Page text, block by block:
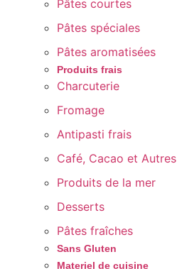
Pâtes courtes
Pâtes spéciales
Pâtes aromatisées
Produits frais
Charcuterie
Fromage
Antipasti frais
Café, Cacao et Autres
Produits de la mer
Desserts
Pâtes fraîches
Sans Gluten
Materiel de cuisine